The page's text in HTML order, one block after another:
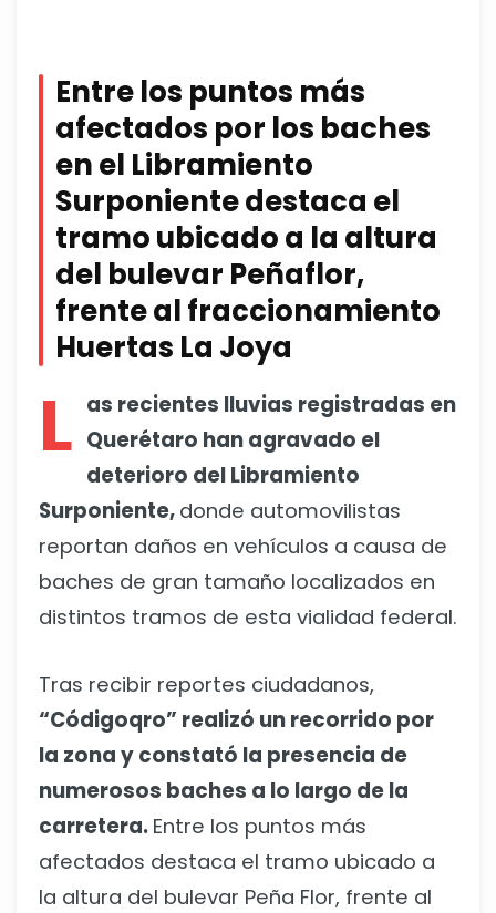
Entre los puntos más
afectados por los baches
en el Libramiento
Surponiente destaca el
tramo ubicado a la altura
del bulevar Peñaflor,
frente al fraccionamiento
Huertas La Joya
L as recientes lluvias registradas en
Querétaro han agravado el
deterioro del Libramiento
Surponiente, donde automovilistas
reportan daños en vehículos a causa de
baches de gran tamaño localizados en
distintos tramos de esta vialidad federal.
Tras recibir reportes ciudadanos,
“Códigoqro” realizó un recorrido por
la zona y constató la presencia de
numerosos baches a lo largo de la
carretera. Entre los puntos más
afectados destaca el tramo ubicado a
la altura del bulevar Peña Flor, frente al